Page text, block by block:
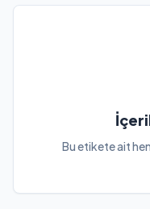
Bu etikete ait